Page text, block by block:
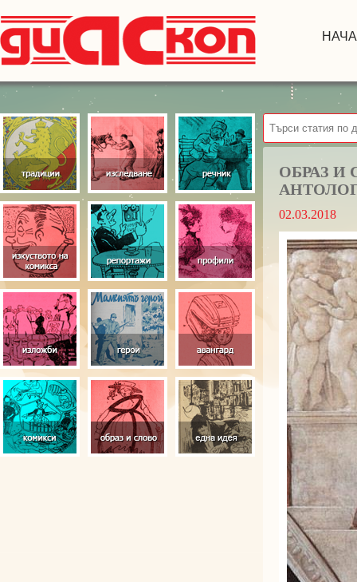
ОБРАЗ И
02.03.2018